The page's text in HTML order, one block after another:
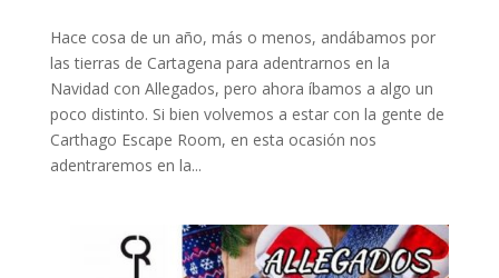
Hace cosa de un año, más o menos, andábamos por
las tierras de Cartagena para adentrarnos en la
Navidad con Allegados, pero ahora íbamos a algo un
poco distinto. Si bien volvemos a estar con la gente de
Carthago Escape Room, en esta ocasión nos
adentraremos en la...